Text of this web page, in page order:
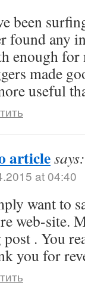
been
found any
enough for
made
useful
articlesays:
at 04:40
want to
web-site.
. You
you for